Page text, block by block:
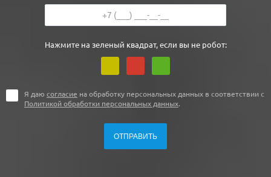
Нажмите на зеленый квадрат, если вы не робот:
Я даю согласие на обработку персональных данных в соответствии с
Политикой обработки персональных данных.